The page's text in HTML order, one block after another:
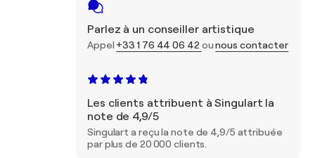
Parlez à un conseiller artistique
Appel +33 1 76 44 06 42 ounous contacter
Les clients attribuent à Singulart la
note de 4,9/5
Singulart a reçu la note de 4,9/5 attribuée
par plus de 20 000 clients.